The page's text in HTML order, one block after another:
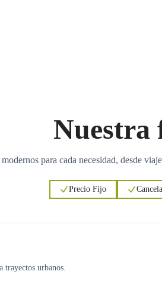
Nuestra
para cada necesidad, desde
Precio Fijo
urbanos.